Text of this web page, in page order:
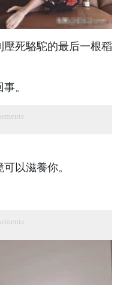
死駱駝的最后一根稻
。
以滋養你。